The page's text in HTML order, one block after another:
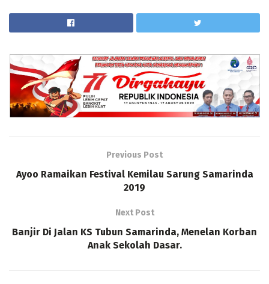
Previous Post
Ayoo Ramaikan Festival Kemilau Sarung Samarinda
2019
Next Post
Banjir Di Jalan KS Tubun Samarinda, Menelan Korban
Anak Sekolah Dasar.